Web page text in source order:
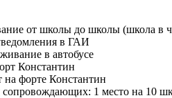
от школы до школы (школа в
в ГАИ
в автобусе
Константин
форте Константин
сопровождающих: 1 место на 10